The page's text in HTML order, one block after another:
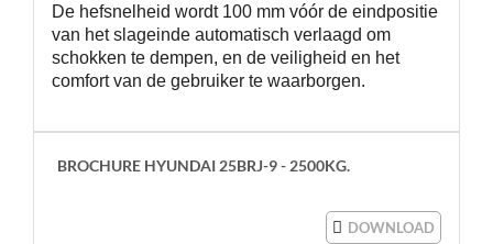
De hefsnelheid wordt 100 mm vóór de eindpositie
van het slageinde automatisch verlaagd om
schokken te dempen, en de veiligheid en het
comfort van de gebruiker te waarborgen.
BROCHURE HYUNDAI 25BRJ-9 - 2500KG.
DOWNLOAD